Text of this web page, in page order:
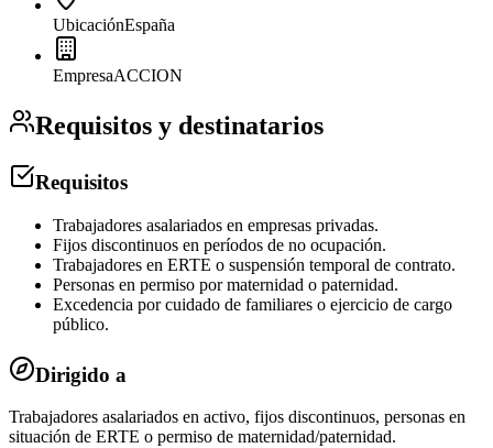
UbicaciónEspaña
EmpresaACCION
Requisitos y destinatarios
Requisitos
Trabajadores asalariados en empresas privadas.
Fijos discontinuos en períodos de no ocupación.
Trabajadores en ERTE o suspensión temporal de contrato.
Personas en permiso por maternidad o paternidad.
Excedencia por cuidado de familiares o ejercicio de cargo
público.
Dirigido a
Trabajadores asalariados en activo, fijos discontinuos, personas en
situación de ERTE o permiso de maternidad/paternidad.